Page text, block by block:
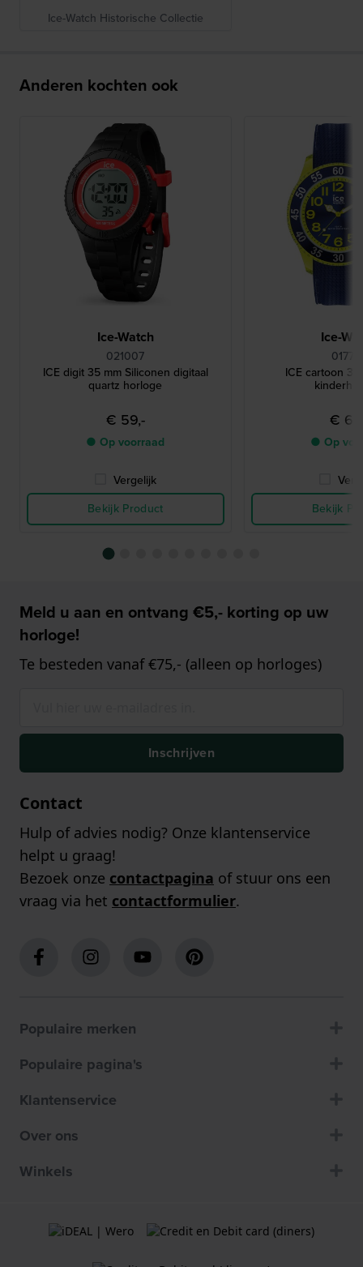
Ice-Watch Historische Collectie
Anderen kochten ook
Ice-Watch
021007
ICE digit 35 mm Siliconen digitaal
quartz horloge
€ 59,-
● Op voorraad
Vergelijk
Bekijk Product
Ice-
ICE cartoon
€
● Op
Bekijk
Meld u aan en ontvang €5,- korting op uw
horloge!
Te besteden vanaf €75,- (alleen op horloges)
Inschrijven
Contact
Hulp of advies nodig? Onze klantenservice
helpt u graag!
Bezoek onze contactpagina of stuur ons een
vraag via het contactformulier.
Populaire merken
Populaire pagina's
Klantenservice
Over ons
Winkels